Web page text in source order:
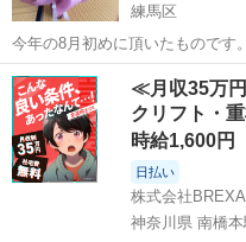
練馬区
今年の8月初めに頂いたもので
やぎます。我が家には似合わな
花壇のものでものは確かかと
りに来て下さい。
東京 練馬区 その他
≪月収35万
クリフト・
時給1,600円
日払い
株式会社
神奈川県 南橋本